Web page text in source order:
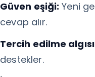
Güven eşiği: Yeni
cevap alır.
Tercih edilme
destekler.